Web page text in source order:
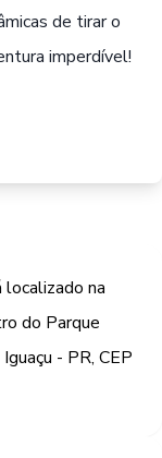
de tirar o
imperdível!
localizado na
do Parque
- PR, CEP